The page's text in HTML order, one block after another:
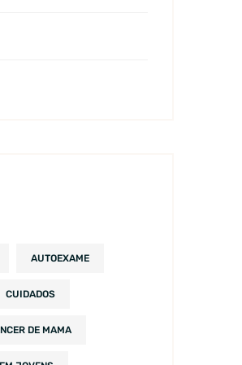
AUTOEXAME
CUIDADOS
DE MAMA